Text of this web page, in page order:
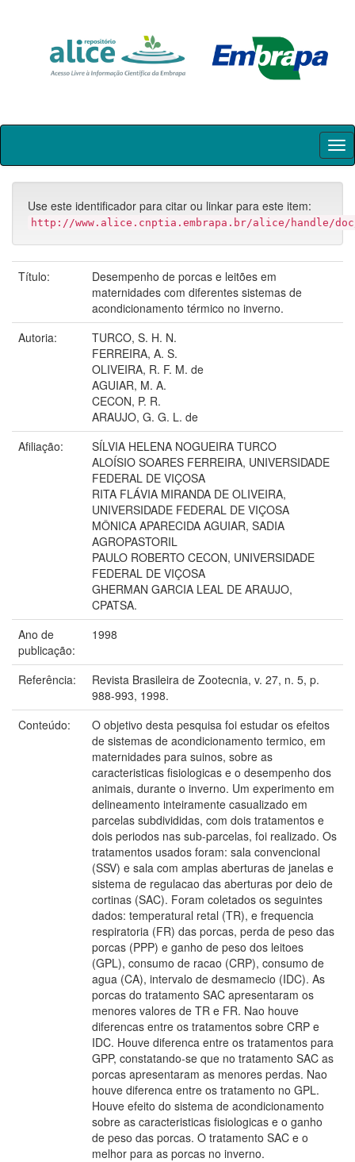
Skip
Use este identificador para citar ou linkar para este item:
http://www.alice.cnptia.embrapa.br/alice/handle/
Título:
Desempenho de porcas e leitões em
maternidades com diferentes sistemas de
acondicionamento térmico no inverno.
Autoria:
TURCO, S. H. N.
FERREIRA, A. S.
OLIVEIRA, R. F. M. de
AGUIAR, M. A.
CECON, P. R.
ARAUJO, G. G. L. de
Afiliação:
SÍLVIA HELENA NOGUEIRA TURCO
ALOÍSIO SOARES FERREIRA, UNIVERSIDADE
FEDERAL DE VIÇOSA
RITA FLÁVIA MIRANDA DE OLIVEIRA,
UNIVERSIDADE FEDERAL DE VIÇOSA
MÔNICA APARECIDA AGUIAR, SADIA
AGROPASTORIL
PAULO ROBERTO CECON, UNIVERSIDADE
FEDERAL DE VIÇOSA
GHERMAN GARCIA LEAL DE ARAUJO,
CPATSA.
Ano de
publicação:
1998
Referência:
Revista Brasileira de Zootecnia, v. 27, n. 5, p.
988-993, 1998.
Conteúdo:
O objetivo desta pesquisa foi estudar os efeitos
de sistemas de acondicionamento termico, em
maternidades para suinos, sobre as
caracteristicas fisiologicas e o desempenho dos
animais, durante o inverno. Um experimento em
delineamento inteiramente casualizado em
parcelas subdivididas, com dois tratamentos e
dois periodos nas sub-parcelas, foi realizado. Os
tratamentos usados foram: sala convencional
(SSV) e sala com amplas aberturas de janelas e
sistema de regulacao das aberturas por deio de
cortinas (SAC). Foram coletados os seguintes
dados: temperatural retal (TR), e frequencia
respiratoria (FR) das porcas, perda de peso das
porcas (PPP) e ganho de peso dos leitoes
(GPL), consumo de racao (CRP), consumo de
agua (CA), intervalo de desmamecio (IDC). As
porcas do tratamento SAC apresentaram os
menores valores de TR e FR. Nao houve
diferencas entre os tratamentos sobre CRP e
IDC. Houve diferenca entre os tratamentos para
GPP, constatando-se que no tratamento SAC as
porcas apresentaram as menores perdas. Nao
houve diferenca entre os tratamento no GPL.
Houve efeito do sistema de acondicionamento
sobre as caracteristicas fisiologicas e o ganho
de peso das porcas. O tratamento SAC e o
melhor para as porcas no inverno.